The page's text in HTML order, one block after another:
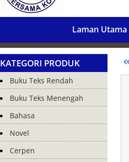
Laman Utama
KATEGORI PRODUK
Buku Teks Rendah
Buku Teks Menengah
Bahasa
Novel
Cerpen